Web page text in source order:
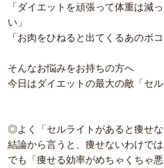
「ダイエットを頑張って体重は減
い」
「お肉をひねると出てくるあのボ
そんなお悩みをお持ちの方へ
今日はダイエットの最大の敵「セ
◎よく「セルライトがあると痩せな
結論から言うと、痩せないわけでは
でも「痩せる効率がめちゃくちゃ